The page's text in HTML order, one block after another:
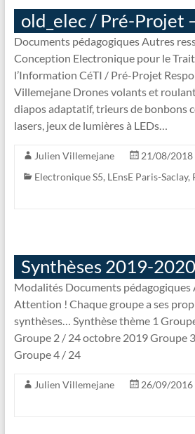
old_elec / Pré-Projet
Documents pédagogiques Autres
Conception Electronique pour le
l’Information CéTI / Pré-Projet
Villemejane Drones volants et
diapos adaptatif, trieurs de bonbons
lasers, jeux de lumières à LEDs…
Julien Villemejane
21/08/2018
Electronique S5, LEnsE Paris-Saclay,
Synthèses 2019-2020
Modalités Documents pédagogiques
Attention ! Chaque groupe a ses
synthèses… Synthèse thème 1
Groupe 2 / 24 octobre 2019 Groupe
Groupe 4 / 24
Julien Villemejane 26/09/2016